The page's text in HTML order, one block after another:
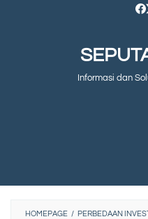
Informasi dan
HOMEPAGE / PERBEDAAN